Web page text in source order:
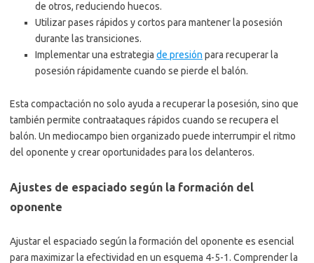
de otros, reduciendo huecos.
Utilizar pases rápidos y cortos para mantener la posesión
durante las transiciones.
Implementar una estrategia de presión para recuperar la
posesión rápidamente cuando se pierde el balón.
Esta compactación no solo ayuda a recuperar la posesión, sino que
también permite contraataques rápidos cuando se recupera el
balón. Un mediocampo bien organizado puede interrumpir el ritmo
del oponente y crear oportunidades para los delanteros.
Ajustes de espaciado según la formación del
oponente
Ajustar el espaciado según la formación del oponente es esencial
para maximizar la efectividad en un esquema 4-5-1. Comprender la